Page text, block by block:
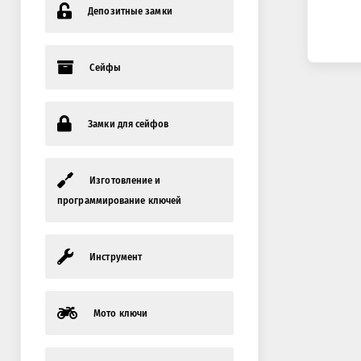
Депозитные замки
Сейфы
Замки для сейфов
Изготовление и
программирование ключей
Инструмент
Мото ключи